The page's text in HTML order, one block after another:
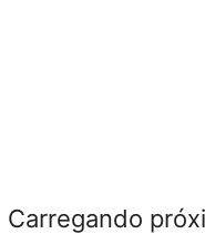
Carregando